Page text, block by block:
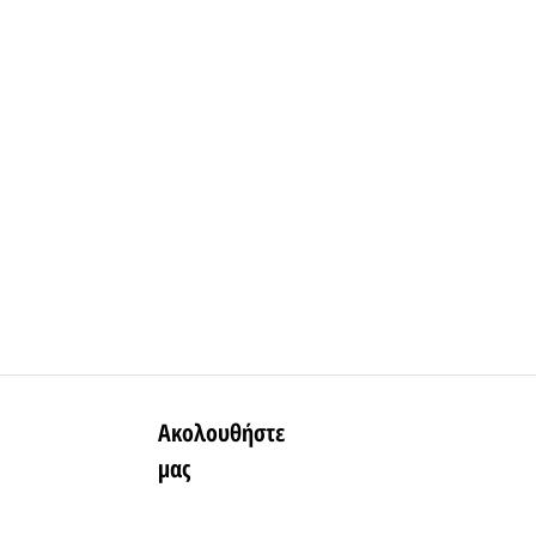
Ακολουθήστε
μας